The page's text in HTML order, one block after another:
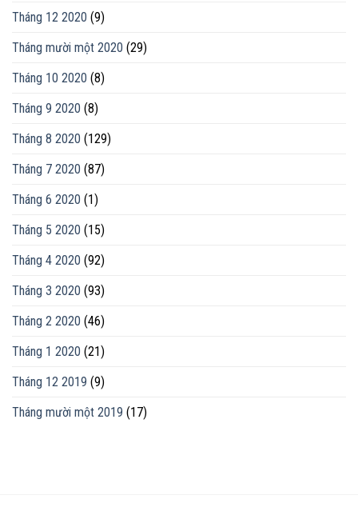
Tháng 12 2020 (9)
Tháng mười một 2020 (29)
Tháng 10 2020 (8)
Tháng 9 2020 (8)
Tháng 8 2020 (129)
Tháng 7 2020 (87)
Tháng 6 2020 (1)
Tháng 5 2020 (15)
Tháng 4 2020 (92)
Tháng 3 2020 (93)
Tháng 2 2020 (46)
Tháng 1 2020 (21)
Tháng 12 2019 (9)
Tháng mười một 2019 (17)